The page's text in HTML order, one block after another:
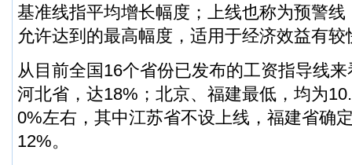
基准线指平均增长幅度；上线也称为预警
允许达到的最高幅度，适用于经济效益有
从目前全国16个省份已发布的工资指导线
河北省，达18%；北京、福建最低，均为
0%左右，其中江苏省不设上线，福建省确
12%。